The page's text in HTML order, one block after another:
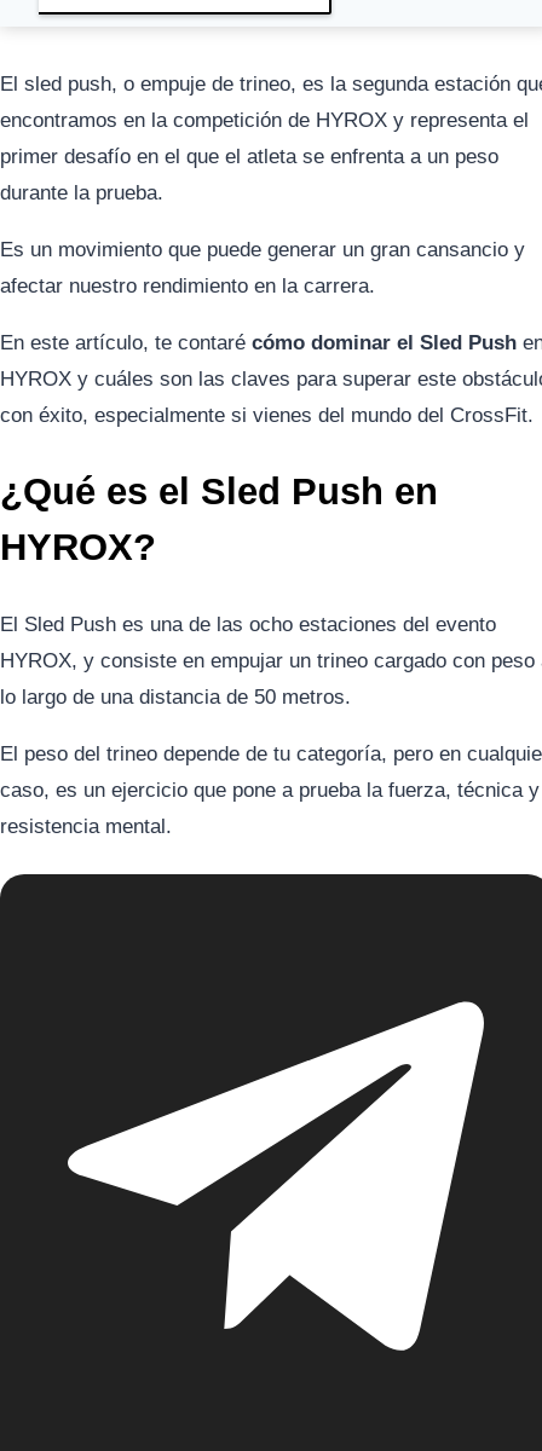
El sled push, o empuje de trineo, es la segunda estación
encontramos en la competición de HYROX y representa el
primer desafío en el que el atleta se enfrenta a un peso
durante la prueba.
Es un movimiento que puede generar un gran cansancio y
afectar nuestro rendimiento en la carrera.
En este artículo, te contaré cómo dominar el Sled Push
HYROX y cuáles son las claves para superar este
con éxito, especialmente si vienes del mundo del CrossFit.
¿Qué es el Sled Push en
HYROX?
El Sled Push es una de las ocho estaciones del evento
HYROX, y consiste en empujar un trineo cargado con peso
lo largo de una distancia de 50 metros.
El peso del trineo depende de tu categoría, pero en
caso, es un ejercicio que pone a prueba la fuerza, técnica y
resistencia mental.